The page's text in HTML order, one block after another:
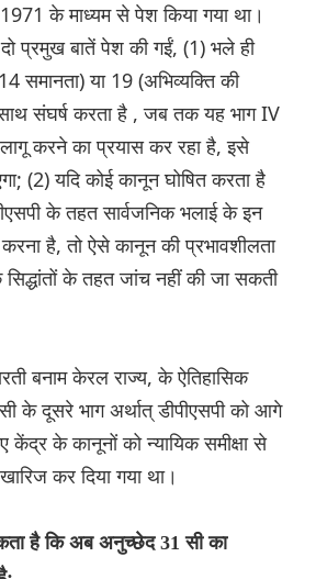
के माध्यम से पेश किया गया था।
प्रमुख बातें पेश की गईं, (1) भले ही
समानता) या 19 (अभिव्यक्ति की
संघर्ष करता है , जब तक यह भाग IV
लागू करने का प्रयास कर रहा है, इसे
(2) यदि कोई कानून घोषित करता है
के तहत सार्वजनिक भलाई के इन
करना है, तो ऐसे कानून की प्रभावशीलता
सिद्धांतों के तहत जांच नहीं की जा सकती
बनाम केरल राज्य, के ऐतिहासिक
के दूसरे भाग अर्थात् डीपीएसपी को आगे
केंद्र के कानूनों को न्यायिक समीक्षा से
कर दिया गया था।
है कि अब अनुच्छेद 31 सी का